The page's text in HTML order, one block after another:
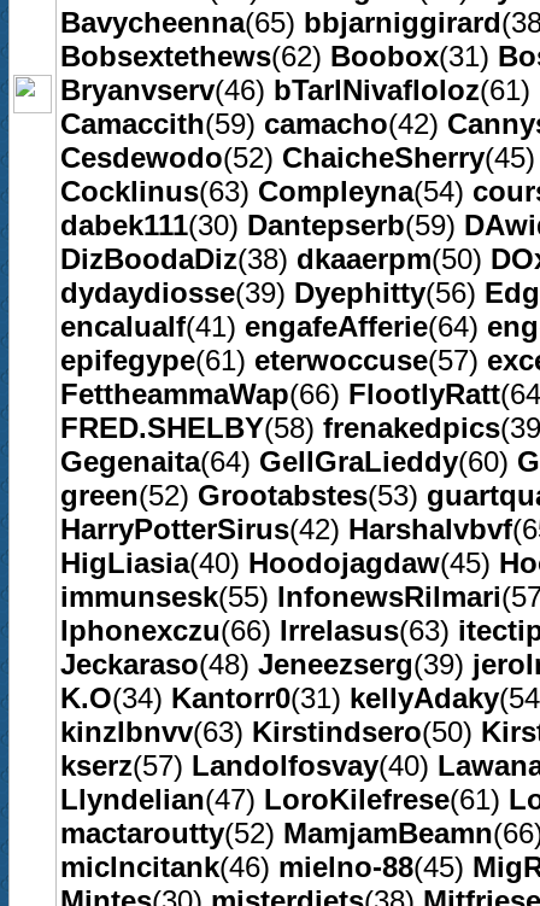
Bavycheenna(65) bbjarniggirard
Bobsextethews(62) Boobox(31)
Bryanvserv(46) bTarlNivafloloz(61)
Camaccith(59) camacho(42)
Cesdewodo(52) ChaicheSherry
Cocklinus(63) Compleyna(54)
dabek111(30) Dantepserb(59)
DizBoodaDiz(38) dkaaerpm(50)
dydaydiosse(39) Dyephitty(56)
encalualf(41) engafeAfferie(64)
epifegype(61) eterwoccuse(57)
FettheammaWap(66) FlootlyRatt
FRED.SHELBY(58) frenakedpics
Gegenaita(64) GellGraLieddy(60)
green(52) Grootabstes(53)
HarryPotterSirus(42) Harshalvbvf
HigLiasia(40) Hoodojagdaw(45)
immunsesk(55) InfonewsRilmari
Iphonexczu(66) Irrelasus(63)
Jeckaraso(48) Jeneezserg(39)
K.O(34) Kantorr0(31) kellyAdaky
kinzlbnvv(63) Kirstindsero(50)
kserz(57) Landolfosvay(40)
Llyndelian(47) LoroKilefrese(61)
mactaroutty(52) MamjamBeamn
micIncitank(46) mielno-88(45)